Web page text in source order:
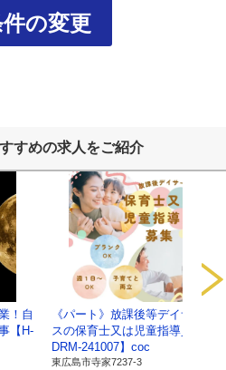
料の送付などに利用します。
「社会保険手続き」、「税務処理」な
及び第三者提供記録に
ライブワーク
広島市寺家駅前14番28号 寺家駅ノ
順司
の変更
すめの求人をご紹介
！自
【H-
《パート》放課後等デイサービ
スの保育士又は児童指導員【C-
DRM-241007】coc
東広島市寺家7237-3